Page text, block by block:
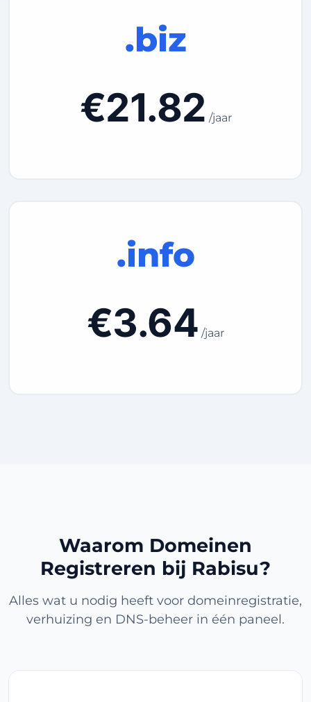
.biz
€21.82 /jaar
.info
€3.64 /jaar
Waarom Domeinen
Registreren bij Rabisu?
Alles wat u nodig heeft voor domeinregistratie,
verhuizing en DNS-beheer in één paneel.